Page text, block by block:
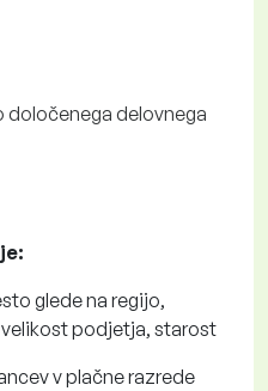
določenega delovnega
glede na regijo,
podjetja, starost
v plačne razrede